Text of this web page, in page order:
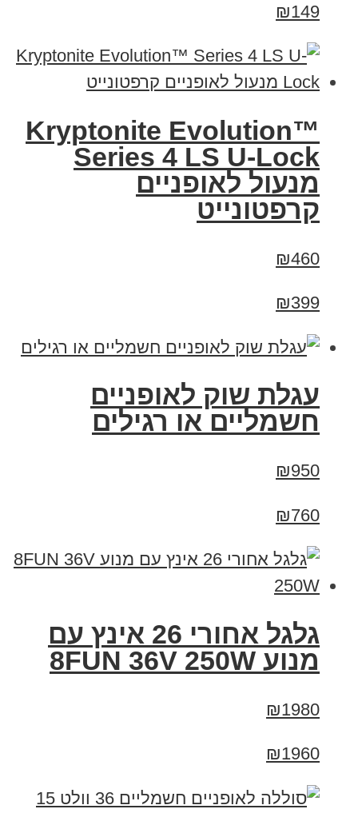
₪149
Kryptonite Evolution™
Series 4 LS U-Lock
מנעול לאופניים
קרפטונייט
₪460
₪399
עגלת שוק לאופניים
חשמליים או רגילים
₪950
₪760
גלגל אחורי 26 אינץ עם
מנוע 8FUN 36V 250W
₪1980
₪1960